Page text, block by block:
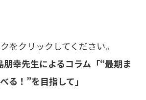
をクリックしてください。
朋幸先生によるコラム「“最期ま
る！”を目指して」